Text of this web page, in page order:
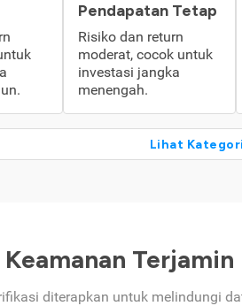
Pendapatan Tetap
Risiko dan return
moderat, cocok untuk
investasi jangka
menengah.
Lihat
Terjamin
diterapkan untuk melindungi